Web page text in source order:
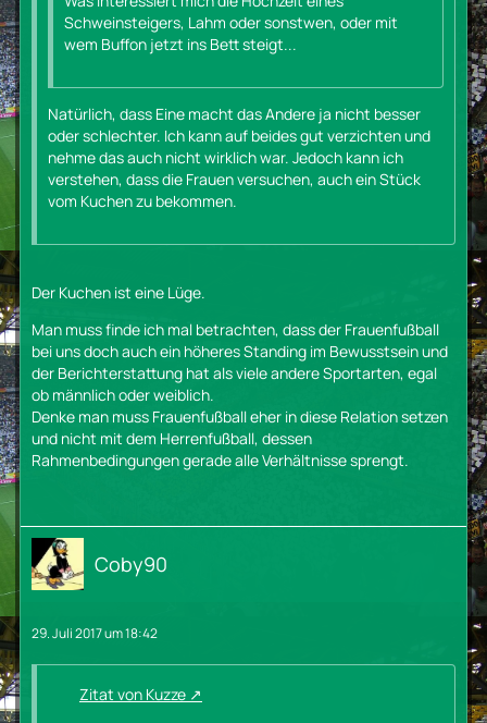
Schweinsteigers, Lahm oder sonstwen, oder mit
wem Buffon jetzt ins Bett steigt...
Natürlich, dass Eine macht das Andere ja nicht besser
oder schlechter. Ich kann auf beides gut verzichten und
nehme das auch nicht wirklich war. Jedoch kann ich
verstehen, dass die Frauen versuchen, auch ein Stück
vom Kuchen zu bekommen.
Der Kuchen ist eine Lüge.
Man muss finde ich mal betrachten, dass der Frauenfußball
bei uns doch auch ein höheres Standing im Bewusstsein und
der Berichterstattung hat als viele andere Sportarten, egal
ob männlich oder weiblich.
Denke man muss Frauenfußball eher in diese Relation setzen
und nicht mit dem Herrenfußball, dessen
Rahmenbedingungen gerade alle Verhältnisse sprengt.
Coby90
29. Juli 2017 um 18:42
Zitat von Kuzze